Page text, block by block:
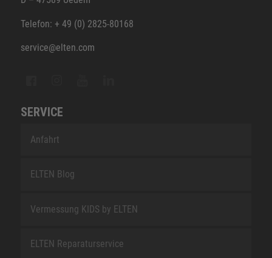
Telefon: + 49 (0) 2825-80168
service@elten.com
SERVICE
Anfahrt
ELTEN Blog
Vermessung KIDS by ELTEN
ELTEN Reparaturservice